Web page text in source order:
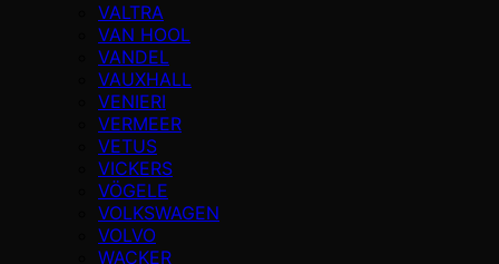
VALTRA
VAN HOOL
VANDEL
VAUXHALL
VENIERI
VERMEER
VETUS
VICKERS
VÖGELE
VOLKSWAGEN
VOLVO
WACKER